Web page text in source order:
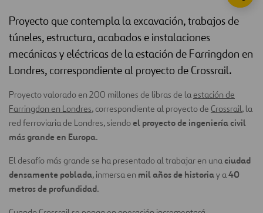
Proyecto que contempla la excavación, trabajos de
túneles, estructura, acabados e instalaciones
mecánicas y eléctricas de la estación de Farringdon en
Londres, correspondiente al proyecto de Crossrail.
Proyecto valorado en 200 millones de libras de la estación de
Farringdon en Londres, correspondiente al proyecto de Crossrail, la
red ferroviaria de Londres, siendo el proyecto de ingeniería civil
más grande en Europa.
El desafío más grande se ha presentado al trabajar en una ciudad
densamente poblada, inmersa en mil años de historiay a 40
metros de profundidad.